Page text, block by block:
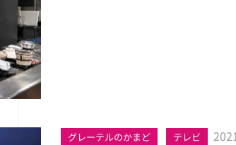
グレーテルのかまど テレビ